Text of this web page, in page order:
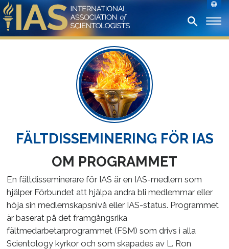
FÄLTDISSEMINERING FÖR IAS
OM PROGRAMMET
En fältdisseminerare för IAS är en IAS-medlem som
hjälper Förbundet att hjälpa andra bli medlemmar eller
höja sin medlemskapsnivå eller IAS-status. Programmet
är baserat på det framgångsrika
fältmedarbetarprogrammet (FSM) som drivs i alla
Scientology kyrkor och som skapades av L. Ron